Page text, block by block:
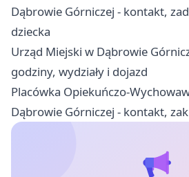
Dąbrowie Górniczej - kontakt,
dziecka
Urząd Miejski w Dąbrowie
godziny, wydziały i dojazd
Placówka Opiekuńczo-
Dąbrowie Górniczej - kontakt,